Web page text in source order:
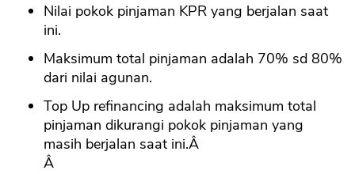
Nilai pokok pinjaman KPR yang berjalan saat
ini.
Maksimum total pinjaman adalah 70% sd 80%
dari nilai agunan.
Top Up refinancing adalah maksimum total
pinjaman dikurangi pokok pinjaman yang
masih berjalan saat ini.Â
Â